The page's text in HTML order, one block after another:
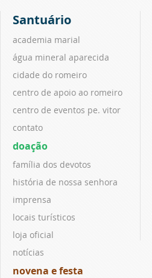
Santuário
academia marial
água mineral aparecida
cidade do romeiro
centro de apoio ao romeiro
centro de eventos pe. vitor
contato
doação
família dos devotos
história de nossa senhora
imprensa
locais turísticos
loja oficial
notícias
novena e festa